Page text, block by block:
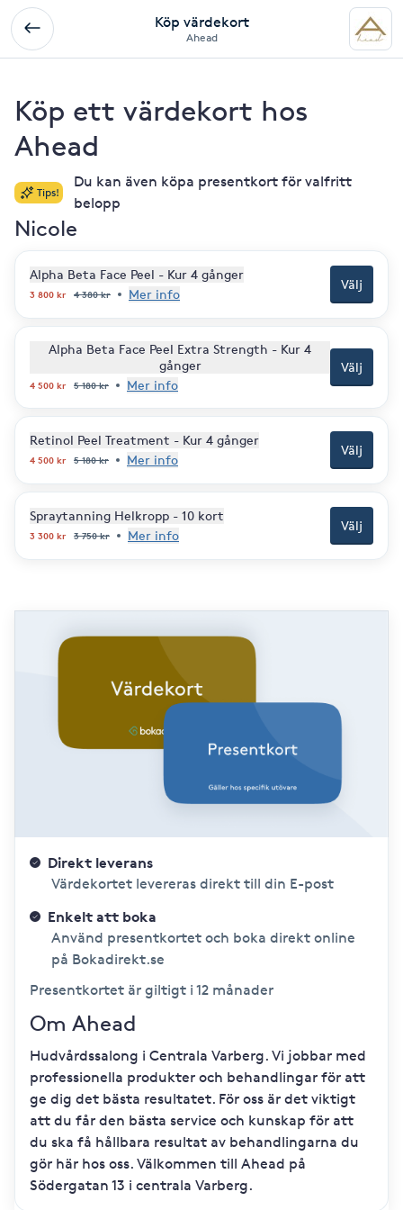
Köp värdekort
Ahead
Köp ett värdekort hos
Ahead
Tips!
Du kan även köpa presentkort för valfritt
belopp
Nicole
Alpha Beta Face Peel - Kur 4 gånger
3 800 kr 4 380kr Mer info
Välj
Alpha Beta Face Peel Extra Strength - Kur 4
gånger
4 500 kr 5 180kr Mer info
Välj
Retinol Peel Treatment - Kur 4 gånger
4 500 kr 5 180kr Mer info
Välj
Spraytanning Helkropp - 10 kort
3 300 kr 3 750kr Mer info
Välj
Direkt leverans
Värdekortet levereras direkt till din E-post
Enkelt att boka
Använd presentkortet och boka direkt online
på Bokadirekt.se
Presentkortet är giltigt i 12 månader
Om Ahead
Hudvårdssalong i Centrala Varberg. Vi jobbar med
professionella produkter och behandlingar för att
ge dig det bästa resultatet. För oss är det viktigt
att du får den bästa service och kunskap för att
du ska få hållbara resultat av behandlingarna du
gör här hos oss. Välkommen till Ahead på
Södergatan 13 i centrala Varberg.